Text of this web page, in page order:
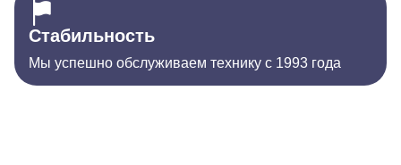
Стабильность
Мы успешно обслуживаем технику с 1993 года